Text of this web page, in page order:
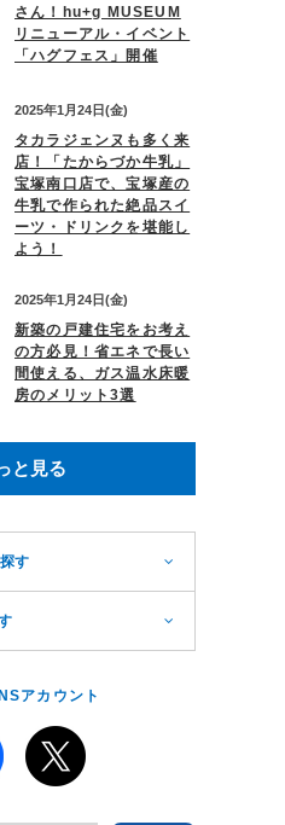
さん！hu+g MUSEUM
リニューアル・イベント
「ハグフェス」開催
2025年1月24日(金)
タカラジェンヌも多く来
店！「たからづか牛乳」
宝塚南口店で、宝塚産の
牛乳で作られた絶品スイ
ーツ・ドリンクを堪能し
よう！
2025年1月24日(金)
新築の戸建住宅をお考え
の方必見！省エネで長い
間使える、ガス温水床暖
房のメリット3選
と見る
す
アカウント